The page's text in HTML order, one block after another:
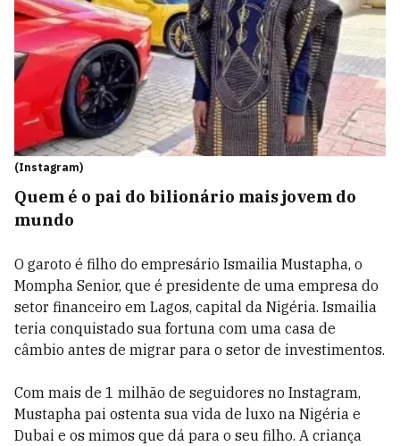
(Instagram)
Quem é o pai do bilionário mais jovem do
mundo
O garoto é filho do empresário Ismailia Mustapha, o
Mompha Senior, que é presidente de uma empresa do
setor financeiro em Lagos, capital da Nigéria. Ismailia
teria conquistado sua fortuna com uma casa de
câmbio antes de migrar para o setor de investimentos.
Com mais de 1 milhão de seguidores no Instagram,
Mustapha pai ostenta sua vida de luxo na Nigéria e
Dubai e os mimos que dá para o seu filho. A criança